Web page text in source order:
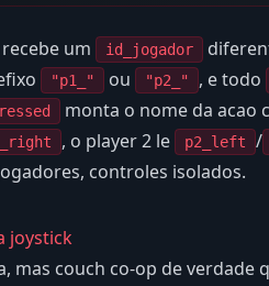
um id_jogador
"p1_" ou "p2_" , e todo
monta o nome da acao
, o player 2 le p2_left
/
controles isolados.
joystick
mas couch co-op de verdade